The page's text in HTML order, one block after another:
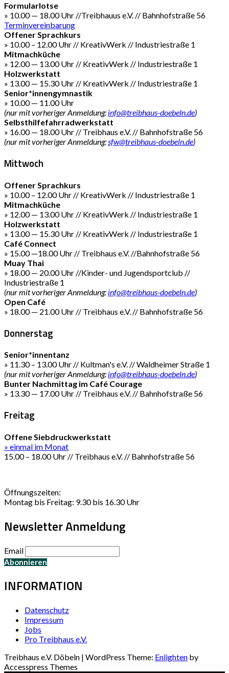
Formularlotse
» 10.00 — 18.00 Uhr //Treibhauus e.V. // Bahnhofstraße 56
Terminvereinbarung
Offener Sprachkurs
» 10.00 – 12.00 Uhr // KreativWerk // Industriestraße 1
Mitmachküche
» 12.00 — 13.00 Uhr // KreativWerk // Industriestraße 1
Holzwerkstatt
» 13.00 — 15.30 Uhr // KreativWerk // Industriestraße 1
Senior*innengymnastik
» 10.00 — 11.00 Uhr
(nur mit vorheriger Anmeldung: info@treibhaus-doebeln.de)
Selbsthilfefahrradwerkstatt
» 16.00 — 18.00 Uhr // Treibhaus e.V. // Bahnhofstraße 56
(nur mit vorheriger Anmeldung:sfw@treibhaus-doebeln.de)
Mittwoch
Offener Sprachkurs
» 10.00 – 12.00 Uhr // KreativWerk // Industriestraße 1
Mitmachküche
» 12.00 — 13.00 Uhr // KreativWerk // Industriestraße 1
Holzwerkstatt
» 13.00 — 15.30 Uhr // KreativWerk // Industriestraße 1
Café Connect
» 15.00 —18.00 Uhr // Treibhaus e.V. //Bahnhofstraße 56
Muay Thai
» 18.00 — 20.00 Uhr //Kinder- und Jugendsportclub //
Industriestraße 1
(nur mit vorheriger Anmeldung: info@treibhaus-doebeln.de)
Open Café
» 18.00 — 21.00 Uhr // Treibhaus e.V. // Bahnhofstraße 56
Donnerstag
Senior*innentanz
» 11.30 – 13.00 Uhr // Kultman's e.V. // Waldheimer Straße 1
(nur mit vorheriger Anmeldung: info@treibhaus-doebeln.de)
Bunter Nachmittag im Café Courage
» 13.30 — 17.00 Uhr // Treibhaus e.V. // Bahnhofstraße 56
Freitag
Offene Siebdruckwerkstatt
» einmal im Monat
15.00 – 18.00 Uhr // Treibhaus e.V. // Bahnhofstraße 56
Öffnungszeiten:
Montag bis Freitag: 9.30 bis 16.30 Uhr
Newsletter Anmeldung
Email
INFORMATION
Datenschutz
Impressum
Jobs
Pro Treibhaus e.V.
Treibhaus e.V. Döbeln | WordPress Theme: Enlighten by
Accesspress Themes